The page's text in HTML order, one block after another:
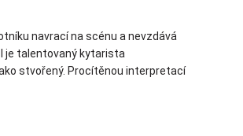
navrací na scénu a nevzdává
je talentovaný kytarista
stvořený. Procítěnou interpretací